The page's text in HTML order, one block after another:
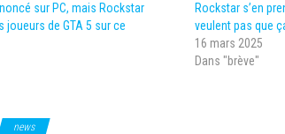
sur PC, mais Rockstar
de GTA 5 sur ce
Rockstar s’en
veulent pas que
16 mars 2025
Dans "brève"
news